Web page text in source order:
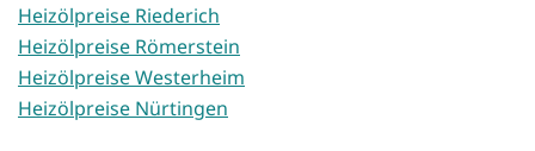
Heizölpreise Riederich
Heizölpreise Römerstein
Heizölpreise Westerheim
Heizölpreise Nürtingen